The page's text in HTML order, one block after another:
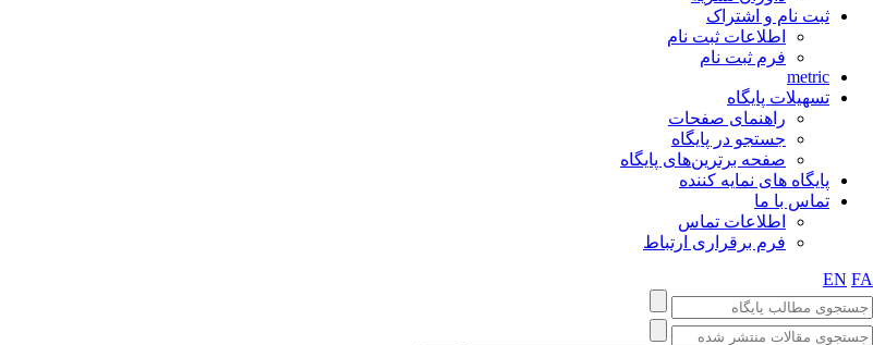
ثبت نام و اشتراک
اطلاعات ثبت نام
فرم ثبت نام
metric
تسهیلات پایگاه
راهنمای صفحات
جستجو در پایگاه
صفحه برترین‌های پایگاه
پایگاه های نمایه کننده
تماس با ما
اطلاعات تماس
فرم برقراری ارتباط
EN FA